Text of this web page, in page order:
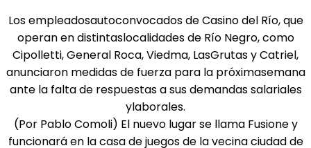
Los empleadosautoconvocados de Casino del Río, que
operan en distintaslocalidades de Río Negro, como
Cipolletti, General Roca, Viedma, LasGrutas y Catriel,
anunciaron medidas de fuerza para la próximasemana
ante la falta de respuestas a sus demandas salariales
ylaborales.
(Por Pablo Comoli) El nuevo lugar se llama Fusione y
funcionará en la casa de juegos de la vecina ciudad de